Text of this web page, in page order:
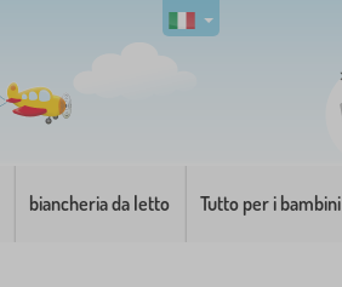
biancheria da letto Tutto per i bambini